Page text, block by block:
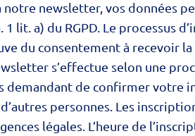
notre newsletter, vos données
1 lit. a) du RGPD. Le
du consentement à recevoir
s’effectue selon une
demandant de confirmer votre
personnes. Les
légales. L’heure de